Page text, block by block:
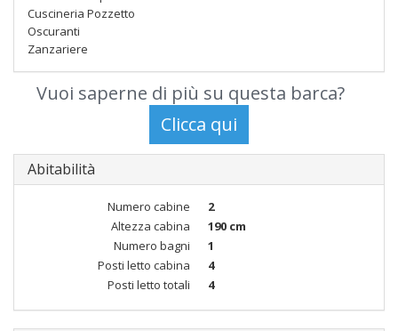
Cuscineria Pozzetto
Oscuranti
Zanzariere
Vuoi saperne di più su questa barca?
Abitabilità
Numero cabine
2
Altezza cabina
190 cm
Numero bagni
1
Posti letto cabina
4
Posti letto totali
4